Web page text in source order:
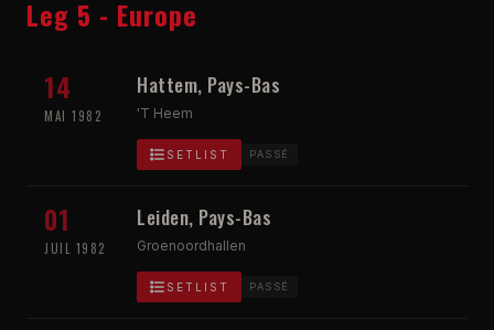
Leg 5 - Europe
14
MAI 1982
Hattem, Pays-Bas
'T Heem
SETLIST PASSÉ
01
JUIL 1982
Leiden, Pays-Bas
Groenoordhallen
SETLIST PASSÉ